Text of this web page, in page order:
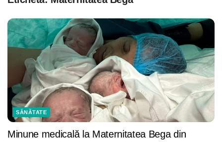
SĂNĂTATE
Minune medicală la Maternitatea Bega din